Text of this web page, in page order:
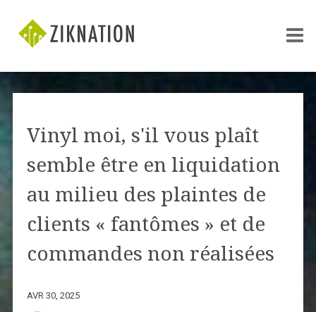
Vinyl moi, s'il vous plaît
semble être en liquidation
au milieu des plaintes de
clients « fantômes » et de
commandes non réalisées
AVR 30, 2025